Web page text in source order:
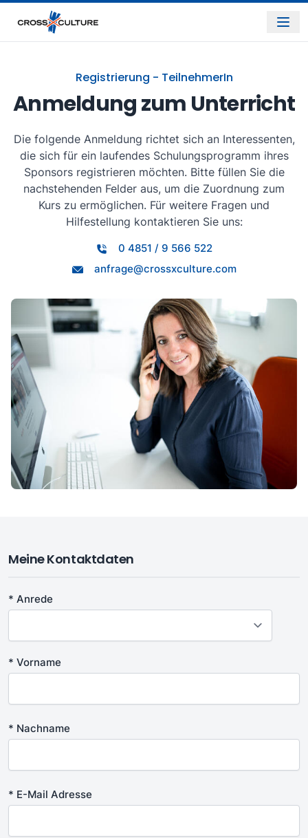
Registrierung - TeilnehmerIn
Anmeldung zum Unterricht
Die folgende Anmeldung richtet sich an Interessenten,
die sich für ein laufendes Schulungsprogramm ihres
Sponsors registrieren möchten. Bitte füllen Sie die
nachstehenden Felder aus, um die Zuordnung zum
Kurs zu ermöglichen. Für weitere Fragen und
Hilfestellung kontaktieren Sie uns:
0 4851 / 9 566 522
anfrage@crossxculture.com
Meine Kontaktdaten
* Anrede
* Vorname
* Nachname
* E-Mail Adresse